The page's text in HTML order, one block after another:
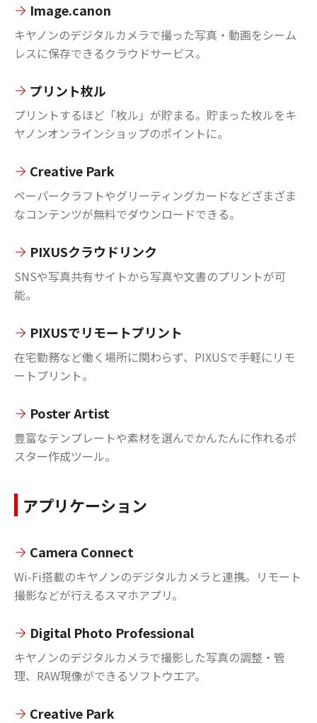
Image.canon
キヤノンのデジタルカメラで撮った写真・動画をシーム
レスに保存できるクラウドサービス。
プリント枚ル
プリントするほど「枚ル」が貯まる。貯まった枚ルをキ
ヤノンオンラインショップのポイントに。
Creative Park
ペーパークラフトやグリーティングカードなどざまざま
なコンテンツが無料でダウンロードできる。
PIXUSクラウドリンク
SNSや写真共有サイトから写真や文書のプリントが可
能。
PIXUSでリモートプリント
在宅勤務など働く場所に関わらず、PIXUSで手軽にリモ
ートプリント。
Poster Artist
豊富なテンプレートや素材を選んでかんたんに作れるポ
スター作成ツール。
アプリケーション
Camera Connect
Wi-Fi搭載のキヤノンのデジタルカメラと連携。リモート
撮影などが行えるスマホアプリ。
Digital Photo Professional
キヤノンのデジタルカメラで撮影した写真の調整・管
理、RAW現像ができるソフトウエア。
Creative Park